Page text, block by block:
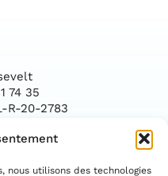
nous utilisons des technologies
74 35
R-20-2783
Facebook